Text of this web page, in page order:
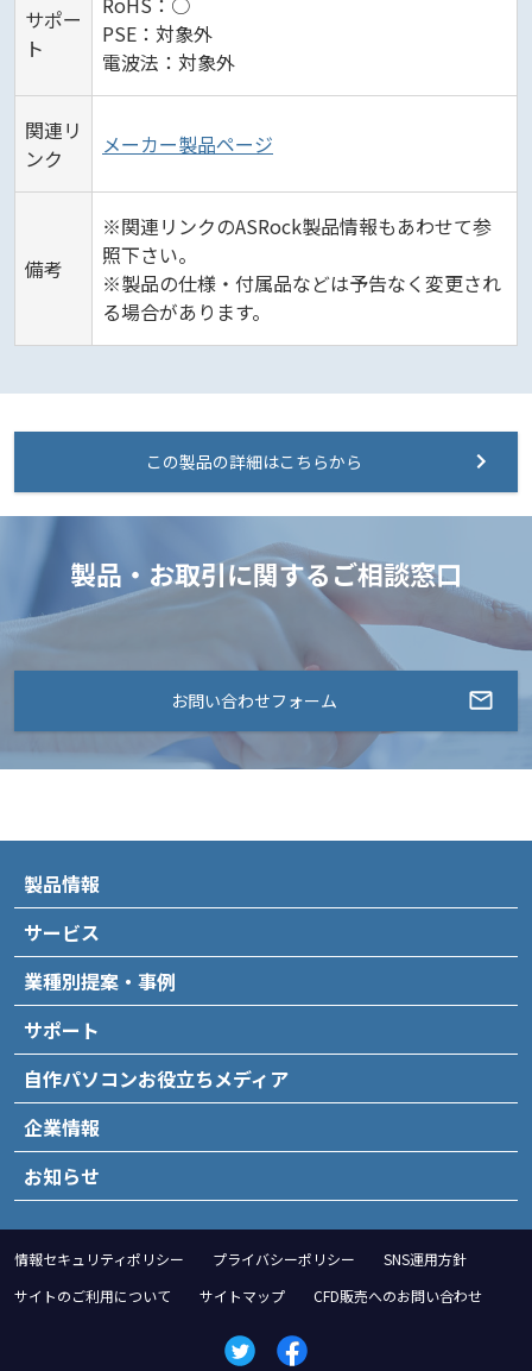
サポー
ト
PSE：対象外
電波法：対象外
関連リ
ンク
メーカー製品ページ
備考
※関連リンクのASRock製品情報もあわせて参
照下さい。
※製品の仕様・付属品などは予告なく変更され
る場合があります。
この製品の詳細はこちらから
製品・お取引に関するご相談窓口
お問い合わせフォーム
製品情報
サービス
業種別提案・事例
サポート
自作パソコンお役立ちメディア
企業情報
お知らせ
情報セキュリティポリシー プライバシーポリシー
SNS運用方針
サイトのご利用について
サイトマップ CFD販売へのお問い合わせ